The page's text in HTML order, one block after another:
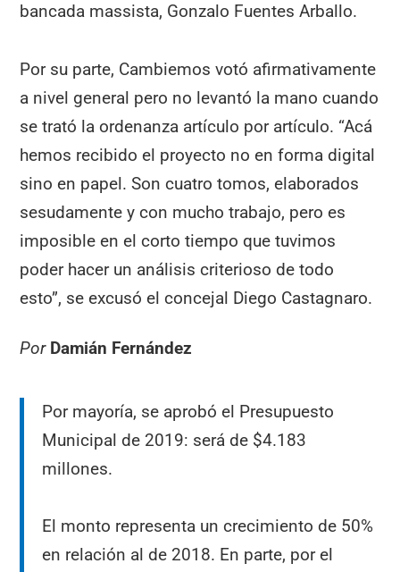
bancada massista, Gonzalo Fuentes Arballo.
Por su parte, Cambiemos votó afirmativamente
a nivel general pero no levantó la mano cuando
se trató la ordenanza artículo por artículo. “Acá
hemos recibido el proyecto no en forma digital
sino en papel. Son cuatro tomos, elaborados
sesudamente y con mucho trabajo, pero es
imposible en el corto tiempo que tuvimos
poder hacer un análisis criterioso de todo
esto”, se excusó el concejal Diego Castagnaro.
PorDamián Fernández
Por mayoría, se aprobó el Presupuesto
Municipal de 2019: será de $4.183
millones.
El monto representa un crecimiento de 50%
en relación al de 2018. En parte, por el